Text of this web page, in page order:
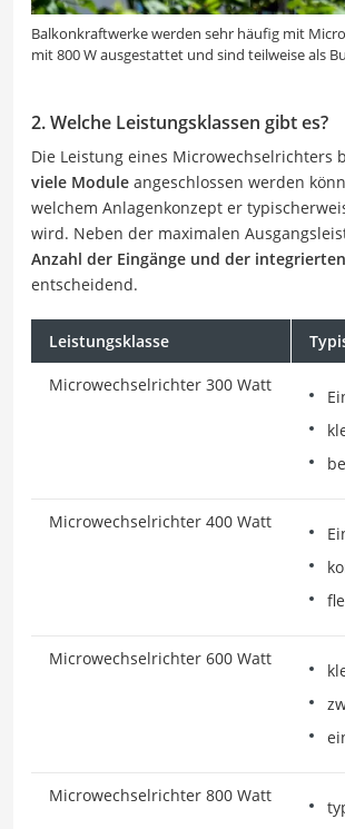
Balkonkraftwerke werden sehr häufig mit
mit 800 W ausgestattet und sind teilweise als
2. Welche Leistungsklassen gibt es?
Die Leistung eines Microwechselrichters
viele Module angeschlossen werden
welchem Anlagenkonzept er
wird. Neben der maximalen
Anzahl der Eingänge und der
entscheidend.
Leistungsklasse
Microwechselrichter 300 Watt
Microwechselrichter 400 Watt
Microwechselrichter 600 Watt
Microwechselrichter 800 Watt